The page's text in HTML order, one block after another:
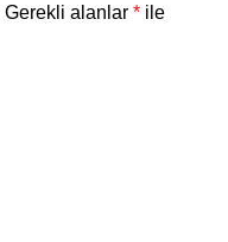
Gerekli alanlar * ile